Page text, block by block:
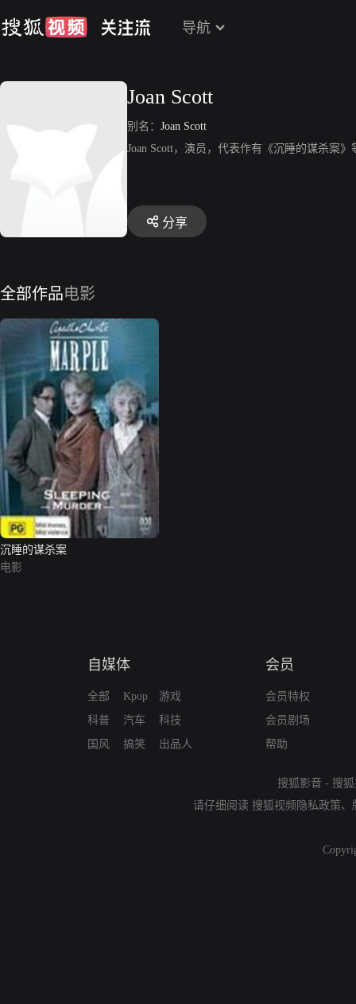
导航
Joan Scott
别名： Joan Scott
Joan Scott，演员，代表作有《沉睡的谋杀案》
分享
全部作品电影
沉睡的谋杀案
电影
自媒体
全部
科普
国风
Kpop
汽车
搞笑
游戏
科技
出品人
会员
会员特权
会员剧场
帮助
搜狐影音 - 搜
请仔细阅读 搜狐视频隐私政策、